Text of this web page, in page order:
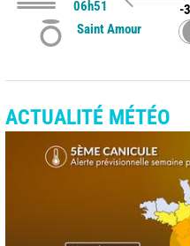
06h51
-
Saint Amour
ACTUALITÉ MÉTÉO